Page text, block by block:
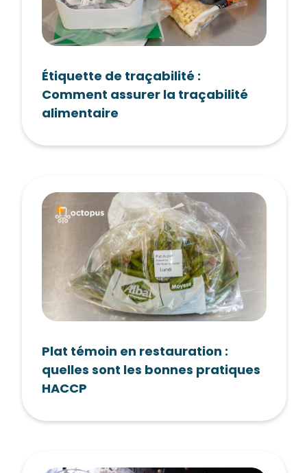
Étiquette de traçabilité :
Comment assurer la traçabilité
alimentaire
Plat témoin en restauration :
quelles sont les bonnes pratiques
HACCP